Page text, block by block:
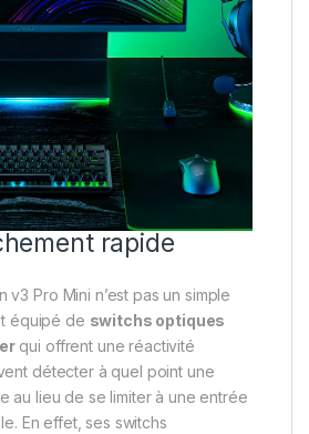
rapide
v3 Pro Mini n’est pas un simple
équipé de switchs optiques
qui offrent une réactivité
détecter à quel point une
au lieu de se limiter à une entrée
En effet, ses switchs